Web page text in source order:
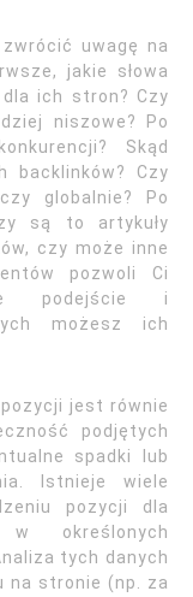
uwagę na
jakie słowa
ich stron? Czy
niszowe? Po
Skąd
backlinków? Czy
globalnie? Po
są to artykuły
czy może inne
pozwoli Ci
podejście i
możesz ich
jest równie
podjętych
spadki lub
Istnieje wiele
pozycji dla
w określonych
tych danych
na stronie (np. za